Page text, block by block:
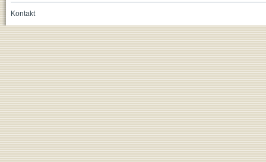
Kontakt